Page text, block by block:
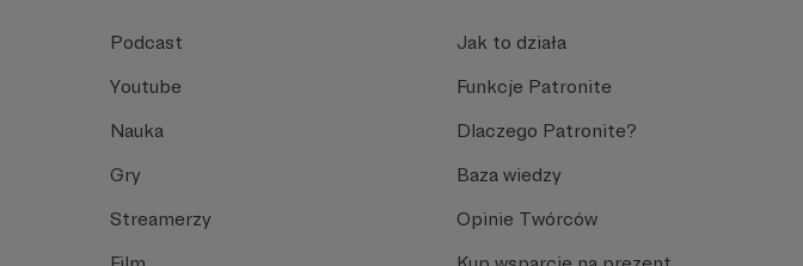
Podcast
Youtube
Nauka
Gry
Streamerzy
Jak to działa
Funkcje Patronite
Dlaczego Patronite?
Baza wiedzy
Opinie Twórców